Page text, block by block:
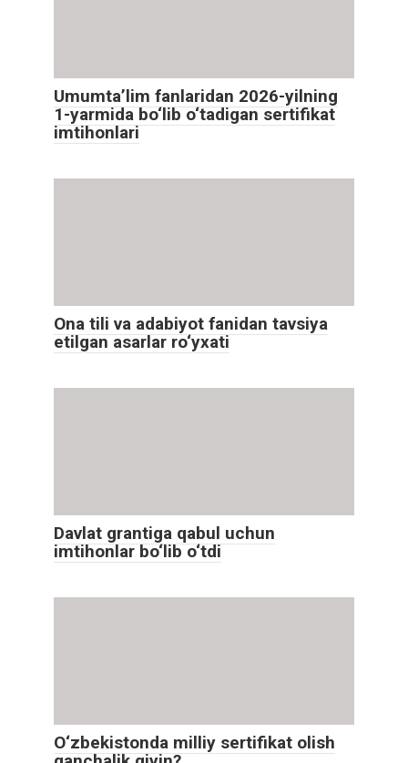
Umumta’lim fanlaridan 2026-yilning
1-yarmida bo‘lib o‘tadigan sertifikat
imtihonlari
Ona tili va adabiyot fanidan tavsiya
etilgan asarlar ro‘yxati
Davlat grantiga qabul uchun
imtihonlar bo‘lib o‘tdi
O‘zbekistonda milliy sertifikat olish